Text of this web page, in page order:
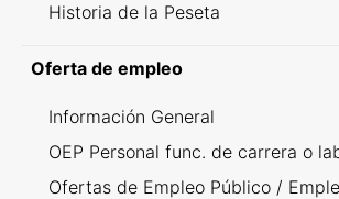
Historia de la Peseta
Oferta de empleo
Información General
OEP Personal func. de carrera o
Ofertas de Empleo Público /